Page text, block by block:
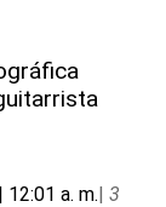
a. m.| 3